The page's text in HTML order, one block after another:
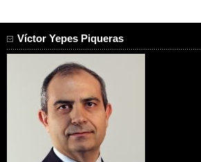
Víctor Yepes Piqueras